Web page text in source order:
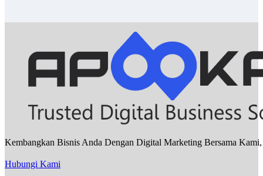
Kembangkan Bisnis Anda Dengan Digital Marketing Bersama
Hubungi Kami